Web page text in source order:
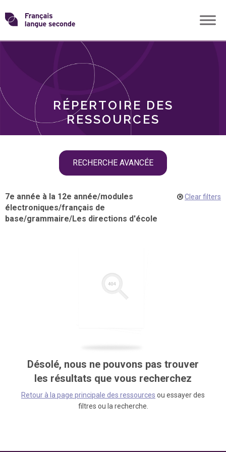
Skip
toTransformons
langue
RÉPERTOIRE DES
RESSOURCES
RECHERCHE AVANCÉE
THÈMES
7e année à la 12e année/modules
électroniques/français de
base/grammaire/Les directions d'école
Clear filters
Désolé, nous ne pouvons pas trouver
les résultats que vous recherchez
Retour à la page principale des ressources ou essayer des
filtres ou la recherche.